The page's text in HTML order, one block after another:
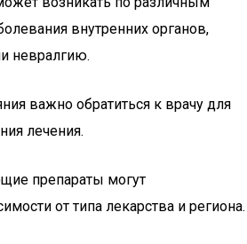
внутренних органов,
невралгию.
важно обратиться к врачу для
лечения.
препараты могут
от типа лекарства и региона.